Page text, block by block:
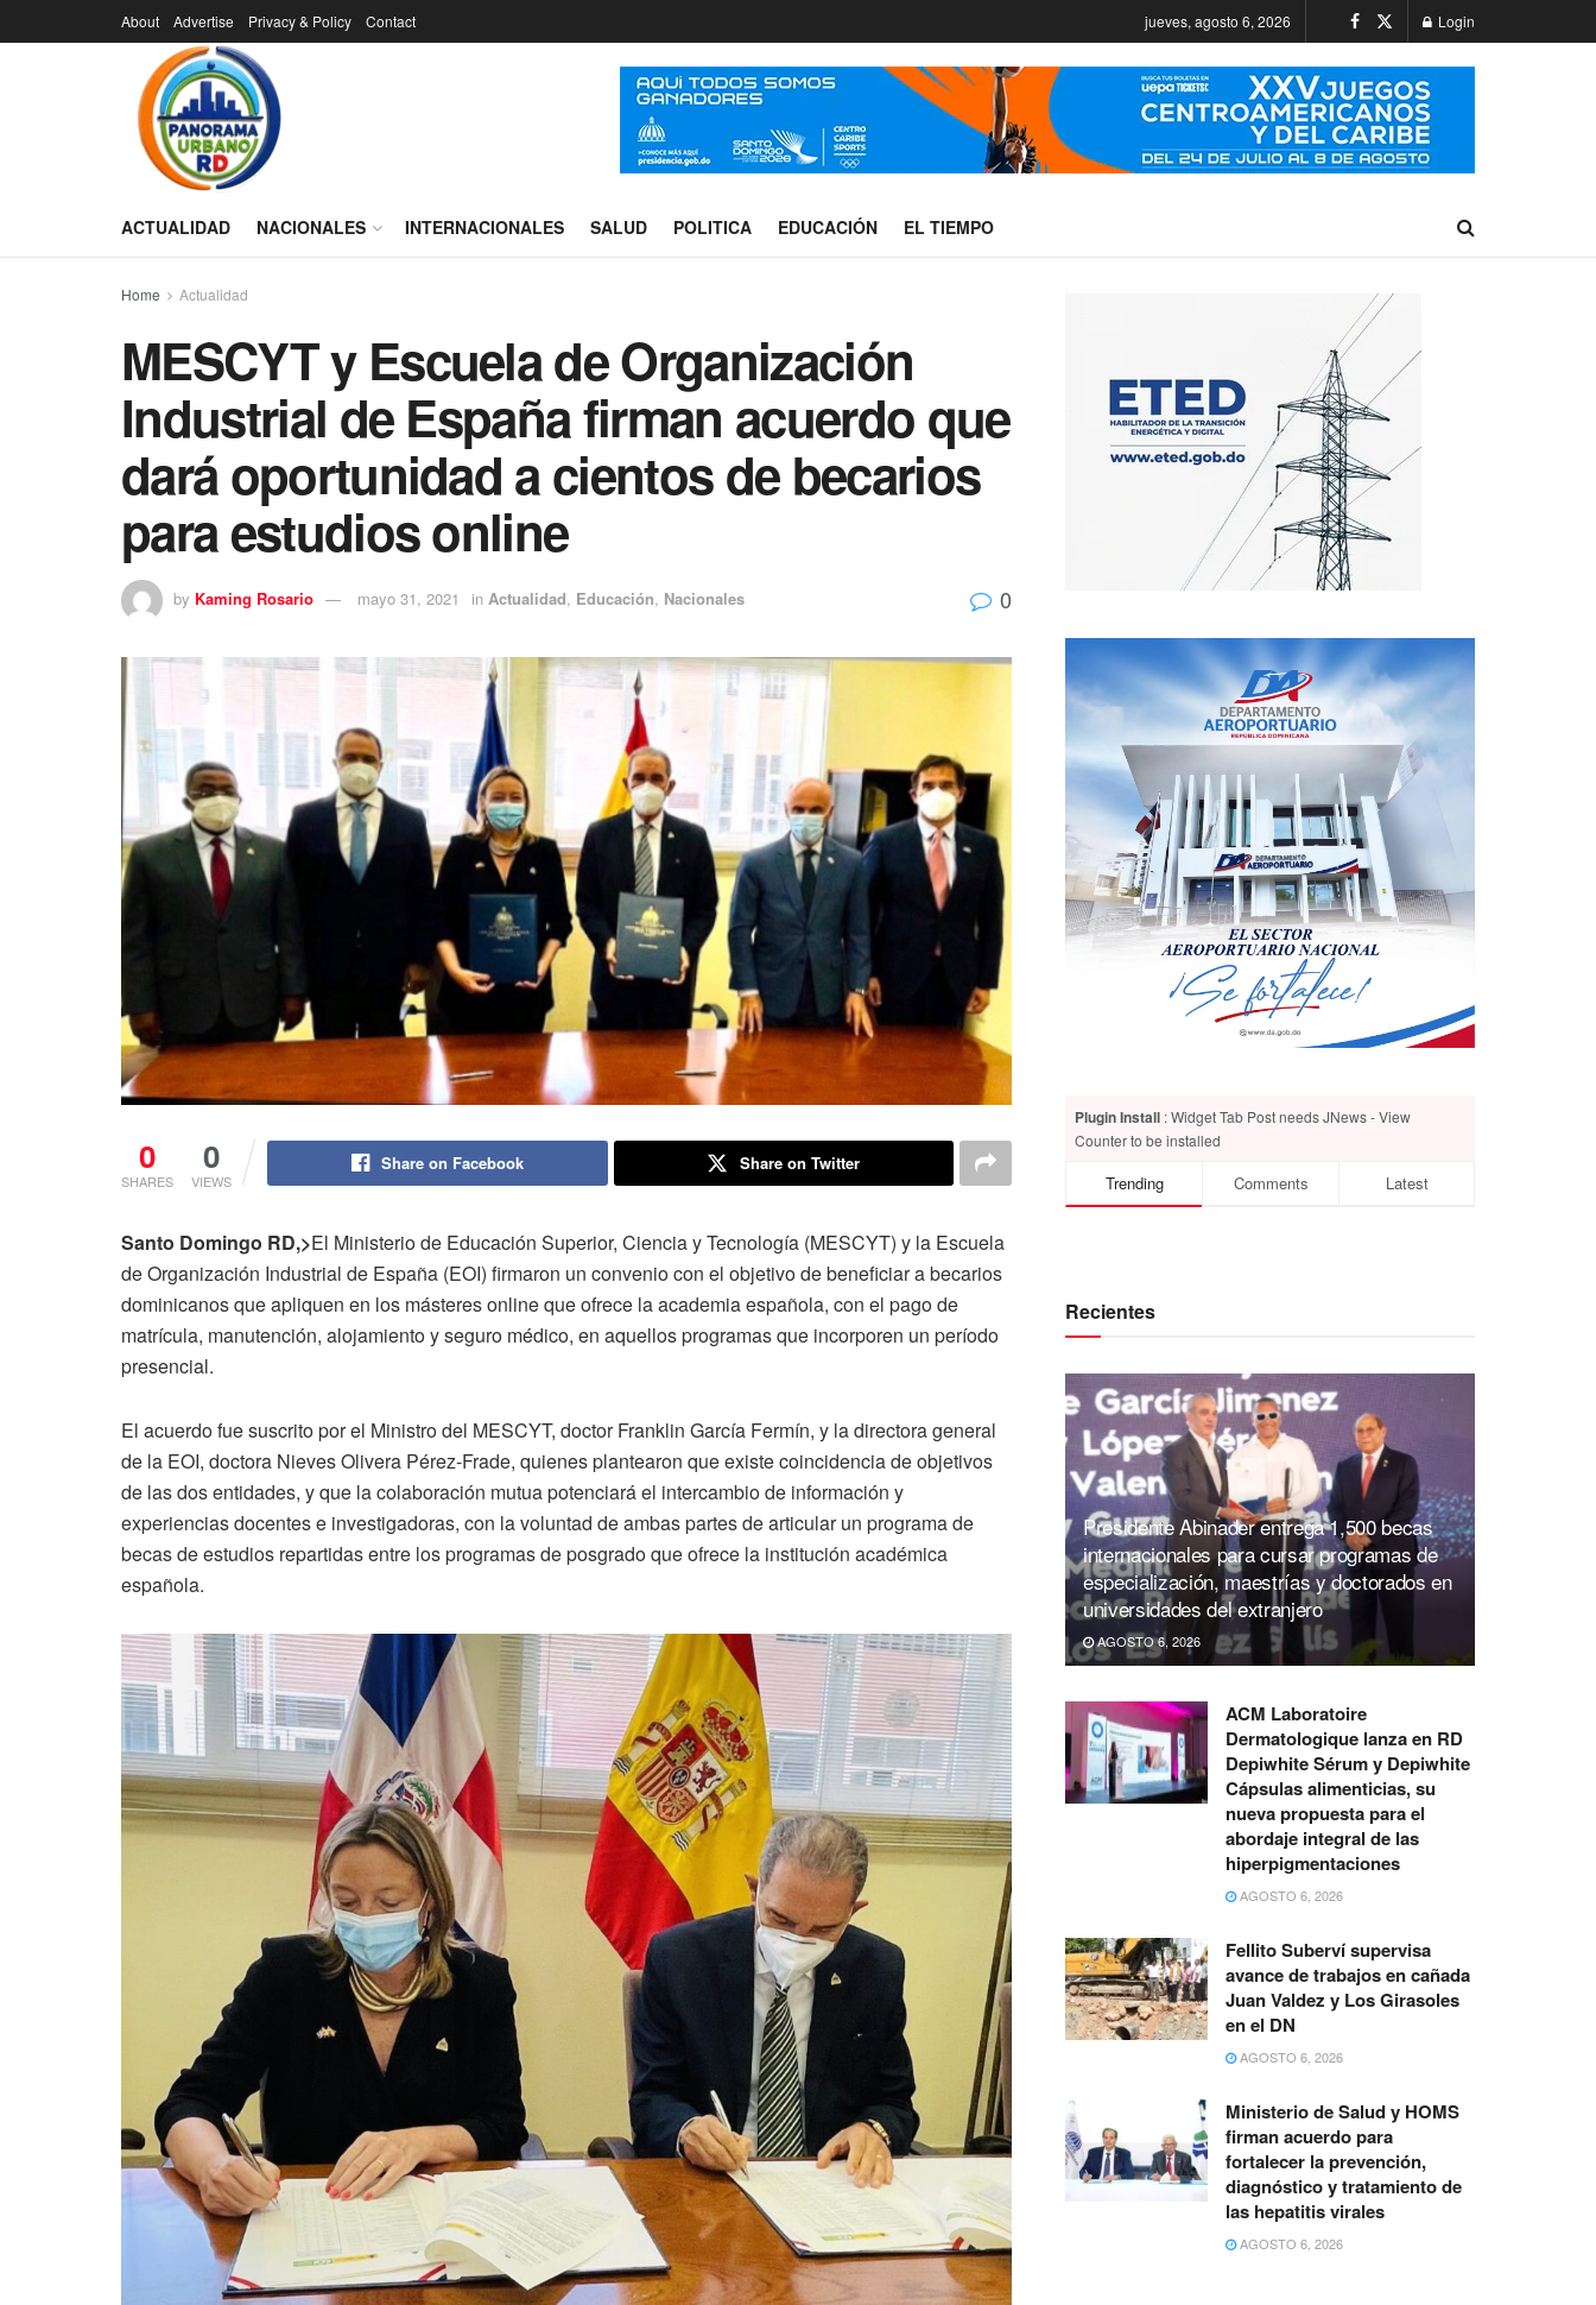
About Advertise Privacy & Policy Contact jueves, agosto 6, 2026 Login
ACTUALIDAD NACIONALES INTERNACIONALES SALUD POLITICA EDUCACIÓN EL TIEMPO
Home Actualidad
MESCYT y Escuela de Organización
Industrial de España firman acuerdo que
dará oportunidad a cientos de becarios
para estudios online
by Kaming Rosario mayo 31, 2021 in Actualidad, Educación, Nacionales 0
0
SHARES
0
VIEWS
Share on Facebook Share on Twitter
Santo Domingo RD,>El Ministerio de Educación Superior, Ciencia y Tecnología (MESCYT) y la Escuela
de Organización Industrial de España (EOI) firmaron un convenio con el objetivo de beneficiar a becarios
dominicanos que apliquen en los másteres online que ofrece la academia española, con el pago de
matrícula, manutención, alojamiento y seguro médico, en aquellos programas que incorporen un período
presencial.
El acuerdo fue suscrito por el Ministro del MESCYT, doctor Franklin García Fermín, y la directora general
de la EOI, doctora Nieves Olivera Pérez-Frade, quienes plantearon que existe coincidencia de objetivos
de las dos entidades, y que la colaboración mutua potenciará el intercambio de información y
experiencias docentes e investigadoras, con la voluntad de ambas partes de articular un programa de
becas de estudios repartidas entre los programas de posgrado que ofrece la institución académica
española.
Plugin Install : Widget Tab Post needs JNews - View
Counter to be installed
Trending Comments Latest
Recientes
Presidente Abinader entrega 1,500 becas
internacionales para cursar programas de
especialización, maestrías y doctorados en
universidades del extranjero
AGOSTO 6, 2026
ACM Laboratoire
Dermatologique lanza en RD
Depiwhite Sérum y Depiwhite
Cápsulas alimenticias, su
nueva propuesta para el
abordaje integral de las
hiperpigmentaciones
AGOSTO 6, 2026
Fellito Suberví supervisa
avance de trabajos en cañada
Juan Valdez y Los Girasoles
en el DN
AGOSTO 6, 2026
Ministerio de Salud y HOMS
firman acuerdo para
fortalecer la prevención,
diagnóstico y tratamiento de
las hepatitis virales
AGOSTO 6, 2026